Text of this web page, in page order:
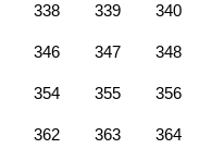
338 339 340
346 347 348
354 355 356
362 363 364